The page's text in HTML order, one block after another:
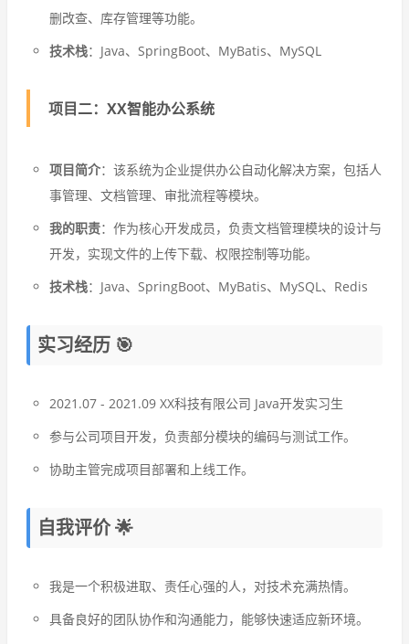
删改查、库存管理等功能。
技术栈：Java、SpringBoot、MyBatis、MySQL
项目二：XX智能办公系统
项目简介：该系统为企业提供办公自动化解决方案，包括人
事管理、文档管理、审批流程等模块。
我的职责：作为核心开发成员，负责文档管理模块的设计与
开发，实现文件的上传下载、权限控制等功能。
技术栈：Java、SpringBoot、MyBatis、MySQL、Redis
实习经历 🎯
2021.07 - 2021.09 XX科技有限公司 Java开发实习生
参与公司项目开发，负责部分模块的编码与测试工作。
协助主管完成项目部署和上线工作。
自我评价 🌟
我是一个积极进取、责任心强的人，对技术充满热情。
具备良好的团队协作和沟通能力，能够快速适应新环境。